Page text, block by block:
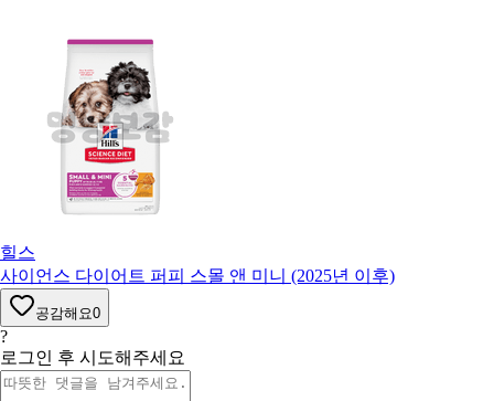
힐스
사이언스 다이어트 퍼피 스몰 앤 미니 (2025년 이후)
공감해요0
?
로그인 후 시도해주세요